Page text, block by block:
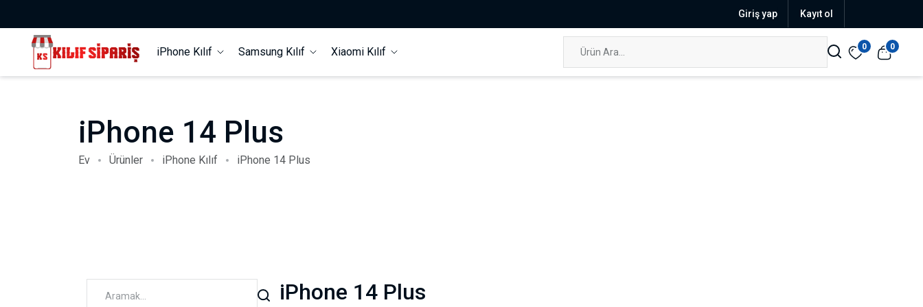
Giriş yap Kayıt ol
iPhone Kılıf Samsung Kılıf Xiaomi Kılıf 0 0
iPhone 14 Plus
Ev Ürünler iPhone Kılıf iPhone 14 Plus
iPhone 14 Plus